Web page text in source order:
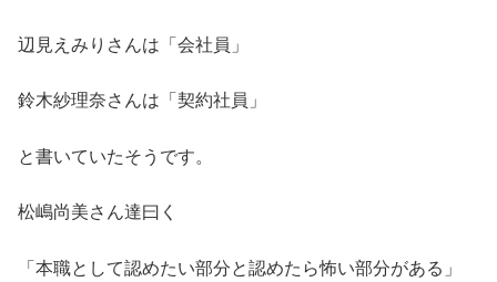
辺見えみりさんは「会社員」
鈴木紗理奈さんは「契約社員」
と書いていたそうです。
松嶋尚美さん達曰く
「本職として認めたい部分と認めたら怖い部分がある」